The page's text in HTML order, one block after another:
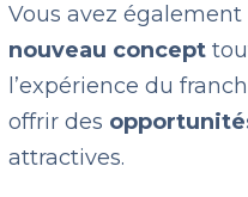
Vous avez
nouveau concept
l’expérience du
offrir des
attractives.